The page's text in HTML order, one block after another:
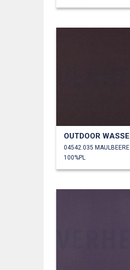
04542.035 MAULBEERE
100%PL